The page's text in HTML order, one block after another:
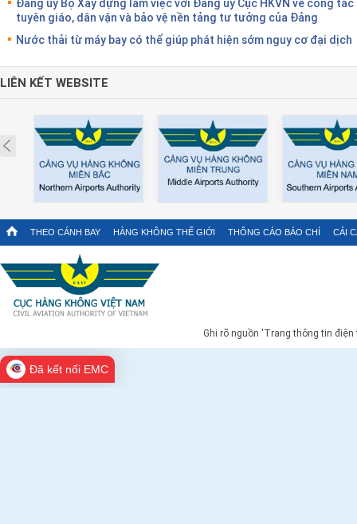
tuyên giáo, dân vận và bảo vệ nền tảng tư tưởng của Đảng
Nước thải từ máy bay có thể giúp phát hiện sớm nguy cơ đại dịch
LIÊN KẾT WEBSITE
Prev
THEO CÁNH BAY HÀNG KHÔNG THẾ GIỚI THÔNG CÁO BÁO CHÍ CẢI
Ghi rõ nguồn 'Trang thông tin
Đã kết nối EMC